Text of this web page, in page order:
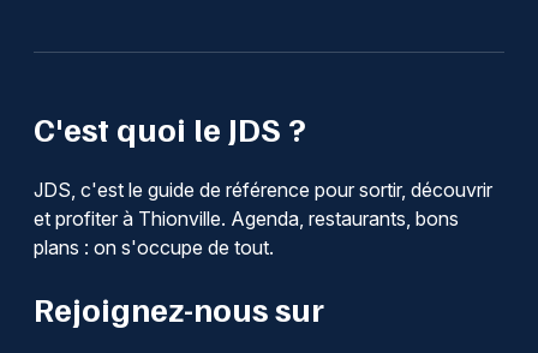
C'est quoi le JDS ?
JDS, c'est le guide de référence pour sortir, découvrir
et profiter à Thionville. Agenda, restaurants, bons
plans : on s'occupe de tout.
Rejoignez-nous sur